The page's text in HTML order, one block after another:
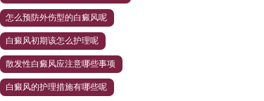
怎么预防外伤型的白癜风呢
白癜风初期该怎么护理呢
散发性白癜风应注意哪些事项
白癜风的护理措施有哪些呢